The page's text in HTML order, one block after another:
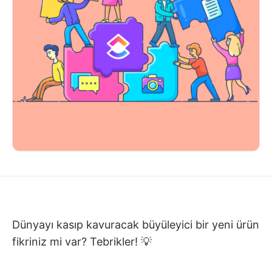
Dünyayı kasıp kavuracak büyüleyici bir yeni ürün
fikriniz mi var? Tebrikler! 💡